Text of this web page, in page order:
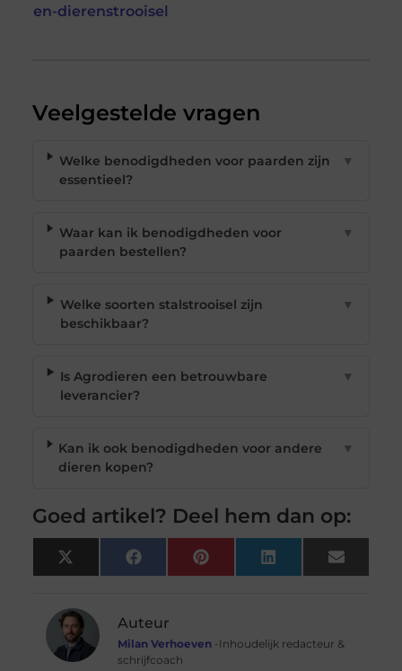
en-dierenstrooisel
Veelgestelde vragen
Welke benodigdheden voor paarden zijn
essentieel?
▼
Waar kan ik benodigdheden voor
paarden bestellen?
▼
Welke soorten stalstrooisel zijn
beschikbaar?
▼
Is Agrodieren een betrouwbare
leverancier?
▼
Kan ik ook benodigdheden voor andere
dieren kopen?
▼
Goed artikel? Deel hem dan op:
X
(Twitter)
FacebookPinterest LinkedIn Email
Auteur
Milan Verhoeven-Inhoudelijk redacteur &
schrijfcoach